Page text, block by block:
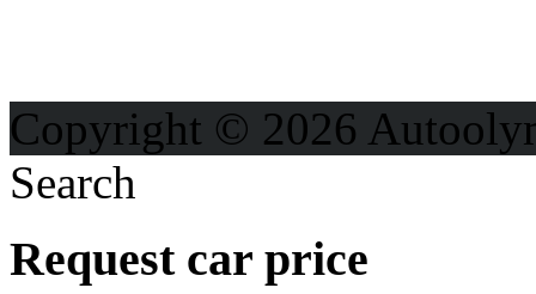
Copyright © 2026
Search
Request car price